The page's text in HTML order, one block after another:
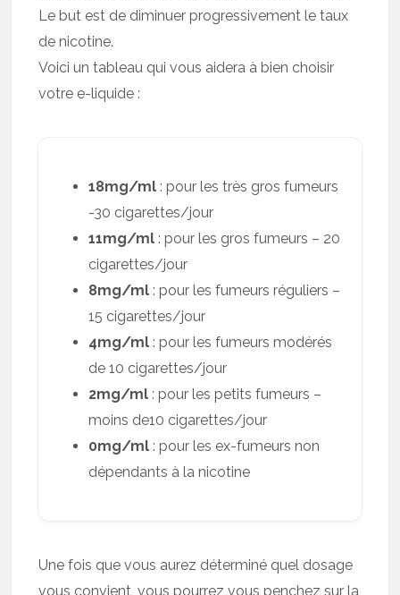
Le but est de diminuer progressivement le taux
de nicotine.
Voici un tableau qui vous aidera à bien choisir
votre e-liquide :
18mg/ml: pour les très gros fumeurs
-30 cigarettes/jour
11mg/ml: pour les gros fumeurs – 20
cigarettes/jour
8mg/ml: pour les fumeurs réguliers –
15 cigarettes/jour
4mg/ml : pour les fumeurs modérés
de 10 cigarettes/jour
2mg/ml: pour les petits fumeurs –
moins de10 cigarettes/jour
0mg/ml : pour les ex-fumeurs non
dépendants à la nicotine
Une fois que vous aurez déterminé quel dosage
vous convient, vous pourrez vous penchez sur la